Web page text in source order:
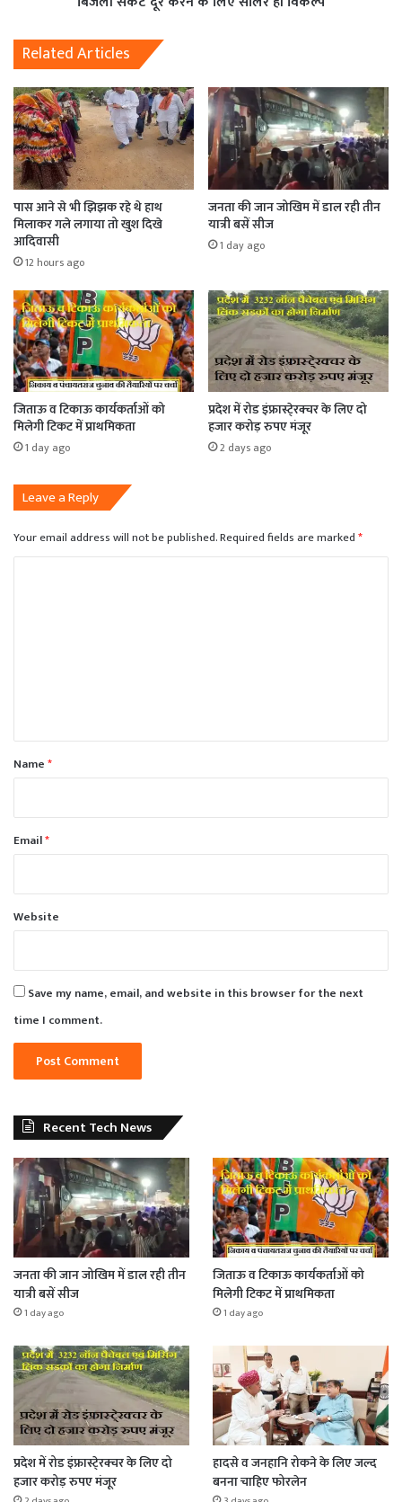
Related Articles
पास आने से भी झिझक रहे थे हाथ
मिलाकर गले लगाया तो खुश दिखे
आदिवासी
12 hours ago
जनता की जान जोखिम में डाल रही तीन
यात्री बसें सीज
1 day ago
जिताऊ व टिकाऊ कार्यकर्ताओं को
मिलेगी टिकट में प्राथमिकता
1 day ago
प्रदेश में रोड इंफ्रास्टे्रक्चर के लिए दो
हजार करोड़ रुपए मंजूर
2 days ago
Leave a Reply
Your email address will not be published.Required fields are marked*
*Name*
Email*
Website
Save my name, email, and website in this browser for the next
time I comment.
Recent Tech News
जनता की जान जोखिम में डाल रही तीन
यात्री बसें सीज
1 day ago
जिताऊ व टिकाऊ कार्यकर्ताओं को
मिलेगी टिकट में प्राथमिकता
1 day ago
प्रदेश में रोड इंफ्रास्टे्रक्चर के लिए दो
हजार करोड़ रुपए मंजूर
हादसे व जनहानि रोकने के लिए जल्द
बनना चाहिए फोरलेन